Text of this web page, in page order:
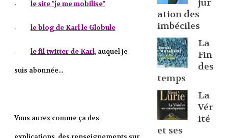
- le site "je me mobilise"
- le blog de Karl le Globule
- le fil twitter de Karl, auquel je
suis abonnée...
Vous aurez comme ça des
jur
ation des
imbéciles
La
Fin
des
temps
La
Vér
ité
et ses